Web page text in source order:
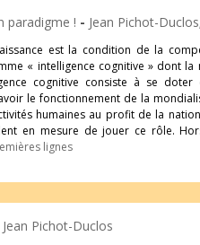
paradigme ! - Jean Pichot-Duclos
est la condition de la
« intelligence cognitive » dont
cognitive consiste à se doter
le fonctionnement de la
humaines au profit de la
en mesure de jouer ce rôle.
lignes
Jean Pichot-Duclos